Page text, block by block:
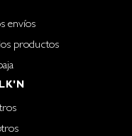
envíos
productos